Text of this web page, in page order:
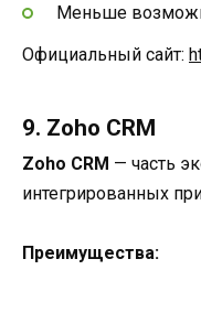
Меньше
Официальный сайт:
9. Zoho CRM
Zoho CRM — часть
интегрированных
Преимущества: